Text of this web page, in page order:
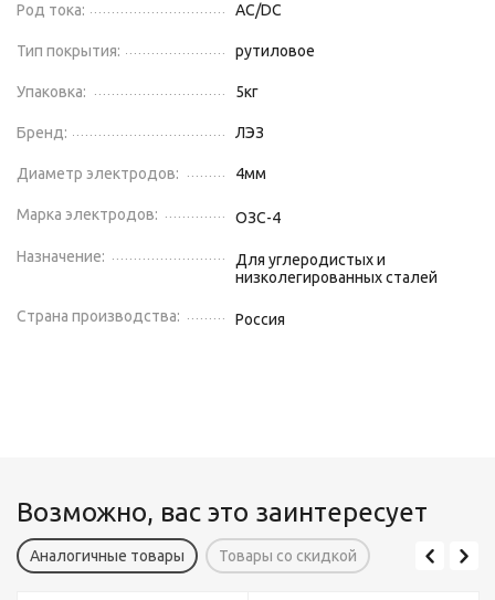
Род тока: AC/DC
Тип покрытия: рутиловое
Упаковка: 5кг
Бренд: ЛЭЗ
Диаметр электродов: 4мм
Марка электродов: ОЗС-4
Назначение:
Для углеродистых и
низколегированных сталей
Страна производства: Россия
Возможно, вас это заинтересует
Аналогичные товары Товары со скидкой